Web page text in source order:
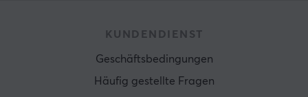
KUNDENDIENST
Geschäftsbedingungen
Häufig gestellte Fragen